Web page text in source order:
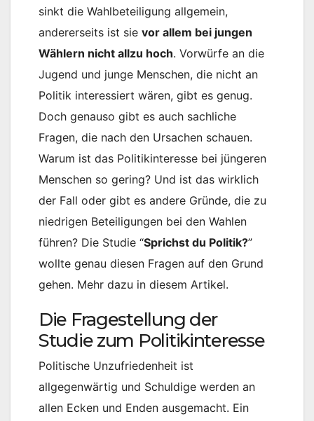
sinkt die Wahlbeteiligung allgemein,
andererseits ist sie vor allem bei jungen
Wählern nicht allzu hoch. Vorwürfe an die
Jugend und junge Menschen, die nicht an
Politik interessiert wären, gibt es genug.
Doch genauso gibt es auch sachliche
Fragen, die nach den Ursachen schauen.
Warum ist das Politikinteresse bei jüngeren
Menschen so gering? Und ist das wirklich
der Fall oder gibt es andere Gründe, die zu
niedrigen Beteiligungen bei den Wahlen
führen? Die Studie “Sprichst du Politik?”
wollte genau diesen Fragen auf den Grund
gehen. Mehr dazu in diesem Artikel.
Die Fragestellung der
Studie zum Politikinteresse
Politische Unzufriedenheit ist
allgegenwärtig und Schuldige werden an
allen Ecken und Enden ausgemacht. Ein